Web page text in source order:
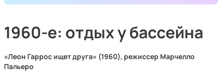
1960-е: отдых у бассейна
«Леон Гаррос ищет друга» (1960), режиссер Марчелло
Пальеро